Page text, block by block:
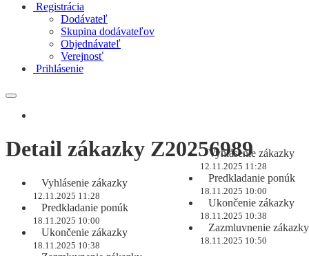
Registrácia
Dodávateľ
Skupina dodávateľov
Objednávateľ
Verejnosť
Prihlásenie
Vyhlásenie zákazky
12.11.2025 11:28
Predkladanie ponúk
18.11.2025 10:00
Ukončenie zákazky
18.11.2025 10:38
Zazmluvnenie zákazky
18.11.2025 10:50
Detail zákazky Z20256989
Vyhlásenie zákazky
12.11.2025 11:28
Predkladanie ponúk
18.11.2025 10:00
Ukončenie zákazky
18.11.2025 10:38